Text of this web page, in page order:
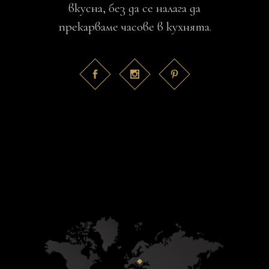
вкусна, без да се налага да
прекарваме часове в кухнята.